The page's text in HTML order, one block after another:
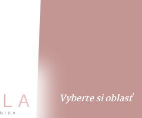
Vyberte si oblasť